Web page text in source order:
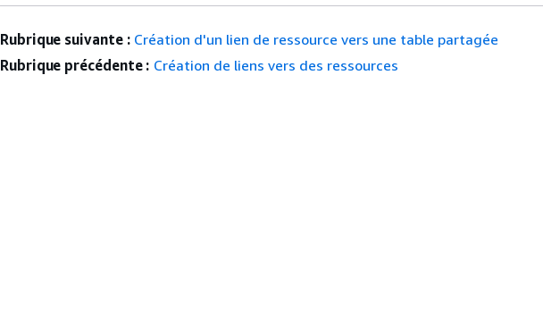
Rubrique suivante : Création d'un lien de ressource vers une table partagée
Rubrique précédente : Création de liens vers des ressources